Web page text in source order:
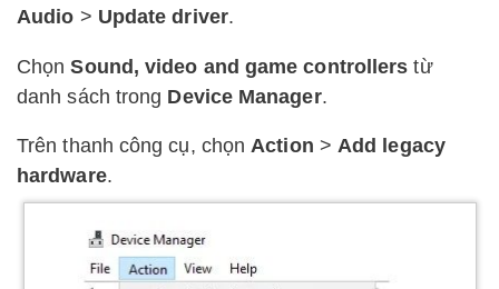
Audio > Update driver.
Chọn Sound, video and game controllers từ
danh sách trong Device Manager.
Trên thanh công cụ, chọnAction >Add legacy
hardware.